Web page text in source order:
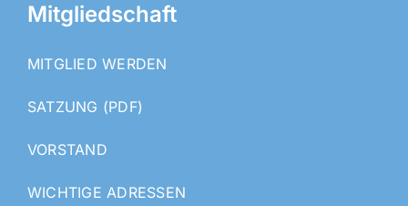
Mitgliedschaft
MITGLIED WERDEN
SATZUNG (PDF)
VORSTAND
WICHTIGE ADRESSEN